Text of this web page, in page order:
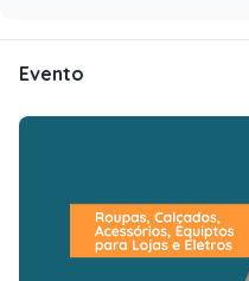
Evento